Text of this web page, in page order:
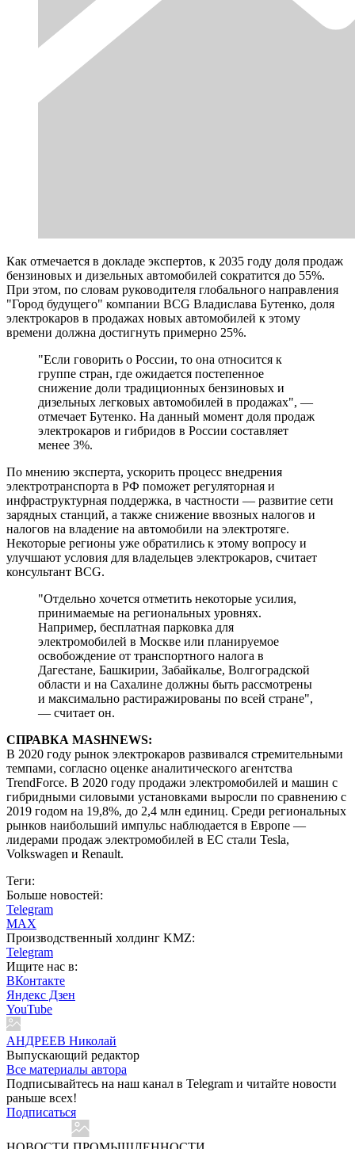
Как отмечается в докладе экспертов, к 2035 году доля продаж
бензиновых и дизельных автомобилей сократится до 55%.
При этом, по словам руководителя глобального направления
"Город будущего" компании BCG Владислава Бутенко, доля
электрокаров в продажах новых автомобилей к этому
времени должна достигнуть примерно 25%.
"Если говорить о России, то она относится к
группе стран, где ожидается постепенное
снижение доли традиционных бензиновых и
дизельных легковых автомобилей в продажах", —
отмечает Бутенко. На данный момент доля продаж
электрокаров и гибридов в России составляет
менее 3%.
По мнению эксперта, ускорить процесс внедрения
электротранспорта в РФ поможет регуляторная и
инфраструктурная поддержка, в частности — развитие сети
зарядных станций, а также снижение ввозных налогов и
налогов на владение на автомобили на электротяге.
Некоторые регионы уже обратились к этому вопросу и
улучшают условия для владельцев электрокаров, считает
консультант BCG.
"Отдельно хочется отметить некоторые усилия,
принимаемые на региональных уровнях.
Например, бесплатная парковка для
электромобилей в Москве или планируемое
освобождение от транспортного налога в
Дагестане, Башкирии, Забайкалье, Волгоградской
области и на Сахалине должны быть рассмотрены
и максимально растиражированы по всей стране",
— считает он.
СПРАВКА MASHNEWS:
В 2020 году рынок электрокаров развивался стремительными
темпами, согласно оценке аналитического агентства
TrendForce. В 2020 году продажи электромобилей и машин с
гибридными силовыми установками выросли по сравнению с
2019 годом на 19,8%, до 2,4 млн единиц. Среди региональных
рынков наибольший импульс наблюдается в Европе —
лидерами продаж электромобилей в ЕС стали Tesla,
Volkswagen и Renault.
Теги:
Больше новостей:
Telegram
MAX
Производственный холдинг KMZ:
Telegram
Ищите нас в:
ВКонтакте
Яндекс Дзен
YouTube
АНДРЕЕВ Николай
Выпускающий редактор
Все материалы автора
Подписывайтесь на наш канал в Telegram и читайте новости
раньше всех!
Подписаться